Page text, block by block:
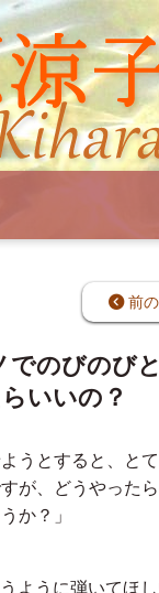
Profile
Concert
Seminar
Diary
Contact
School
前
でのびのび
いいの？
うとすると、と
が、どうやった
か？」
ように弾いてほ